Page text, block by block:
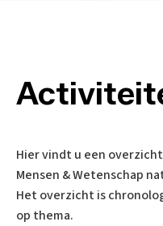
Hier vindt u een
Mensen & Wetenschap
Het overzicht is
op thema.